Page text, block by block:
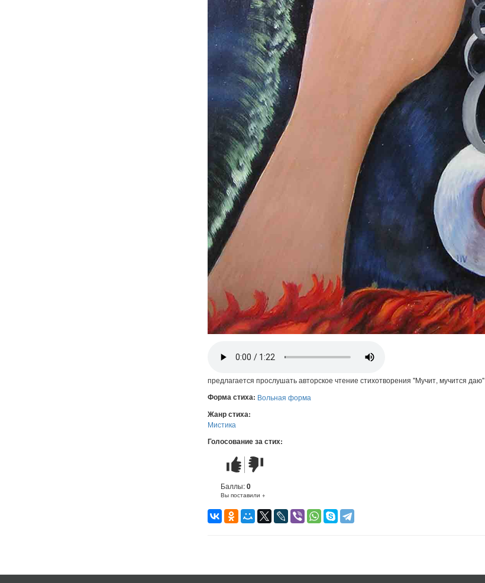
предлагается прослушать авторское чтение стихотворения "Мучит, мучится даю"
Форма стиха: Вольная форма
Жанр стиха:
Мистика
Голосование за стих:
Стих
понравился
Стих
не
понравился
Баллы:0
Вы поставили +